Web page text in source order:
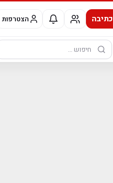
כתיבה הצטרפות
חיפוש: